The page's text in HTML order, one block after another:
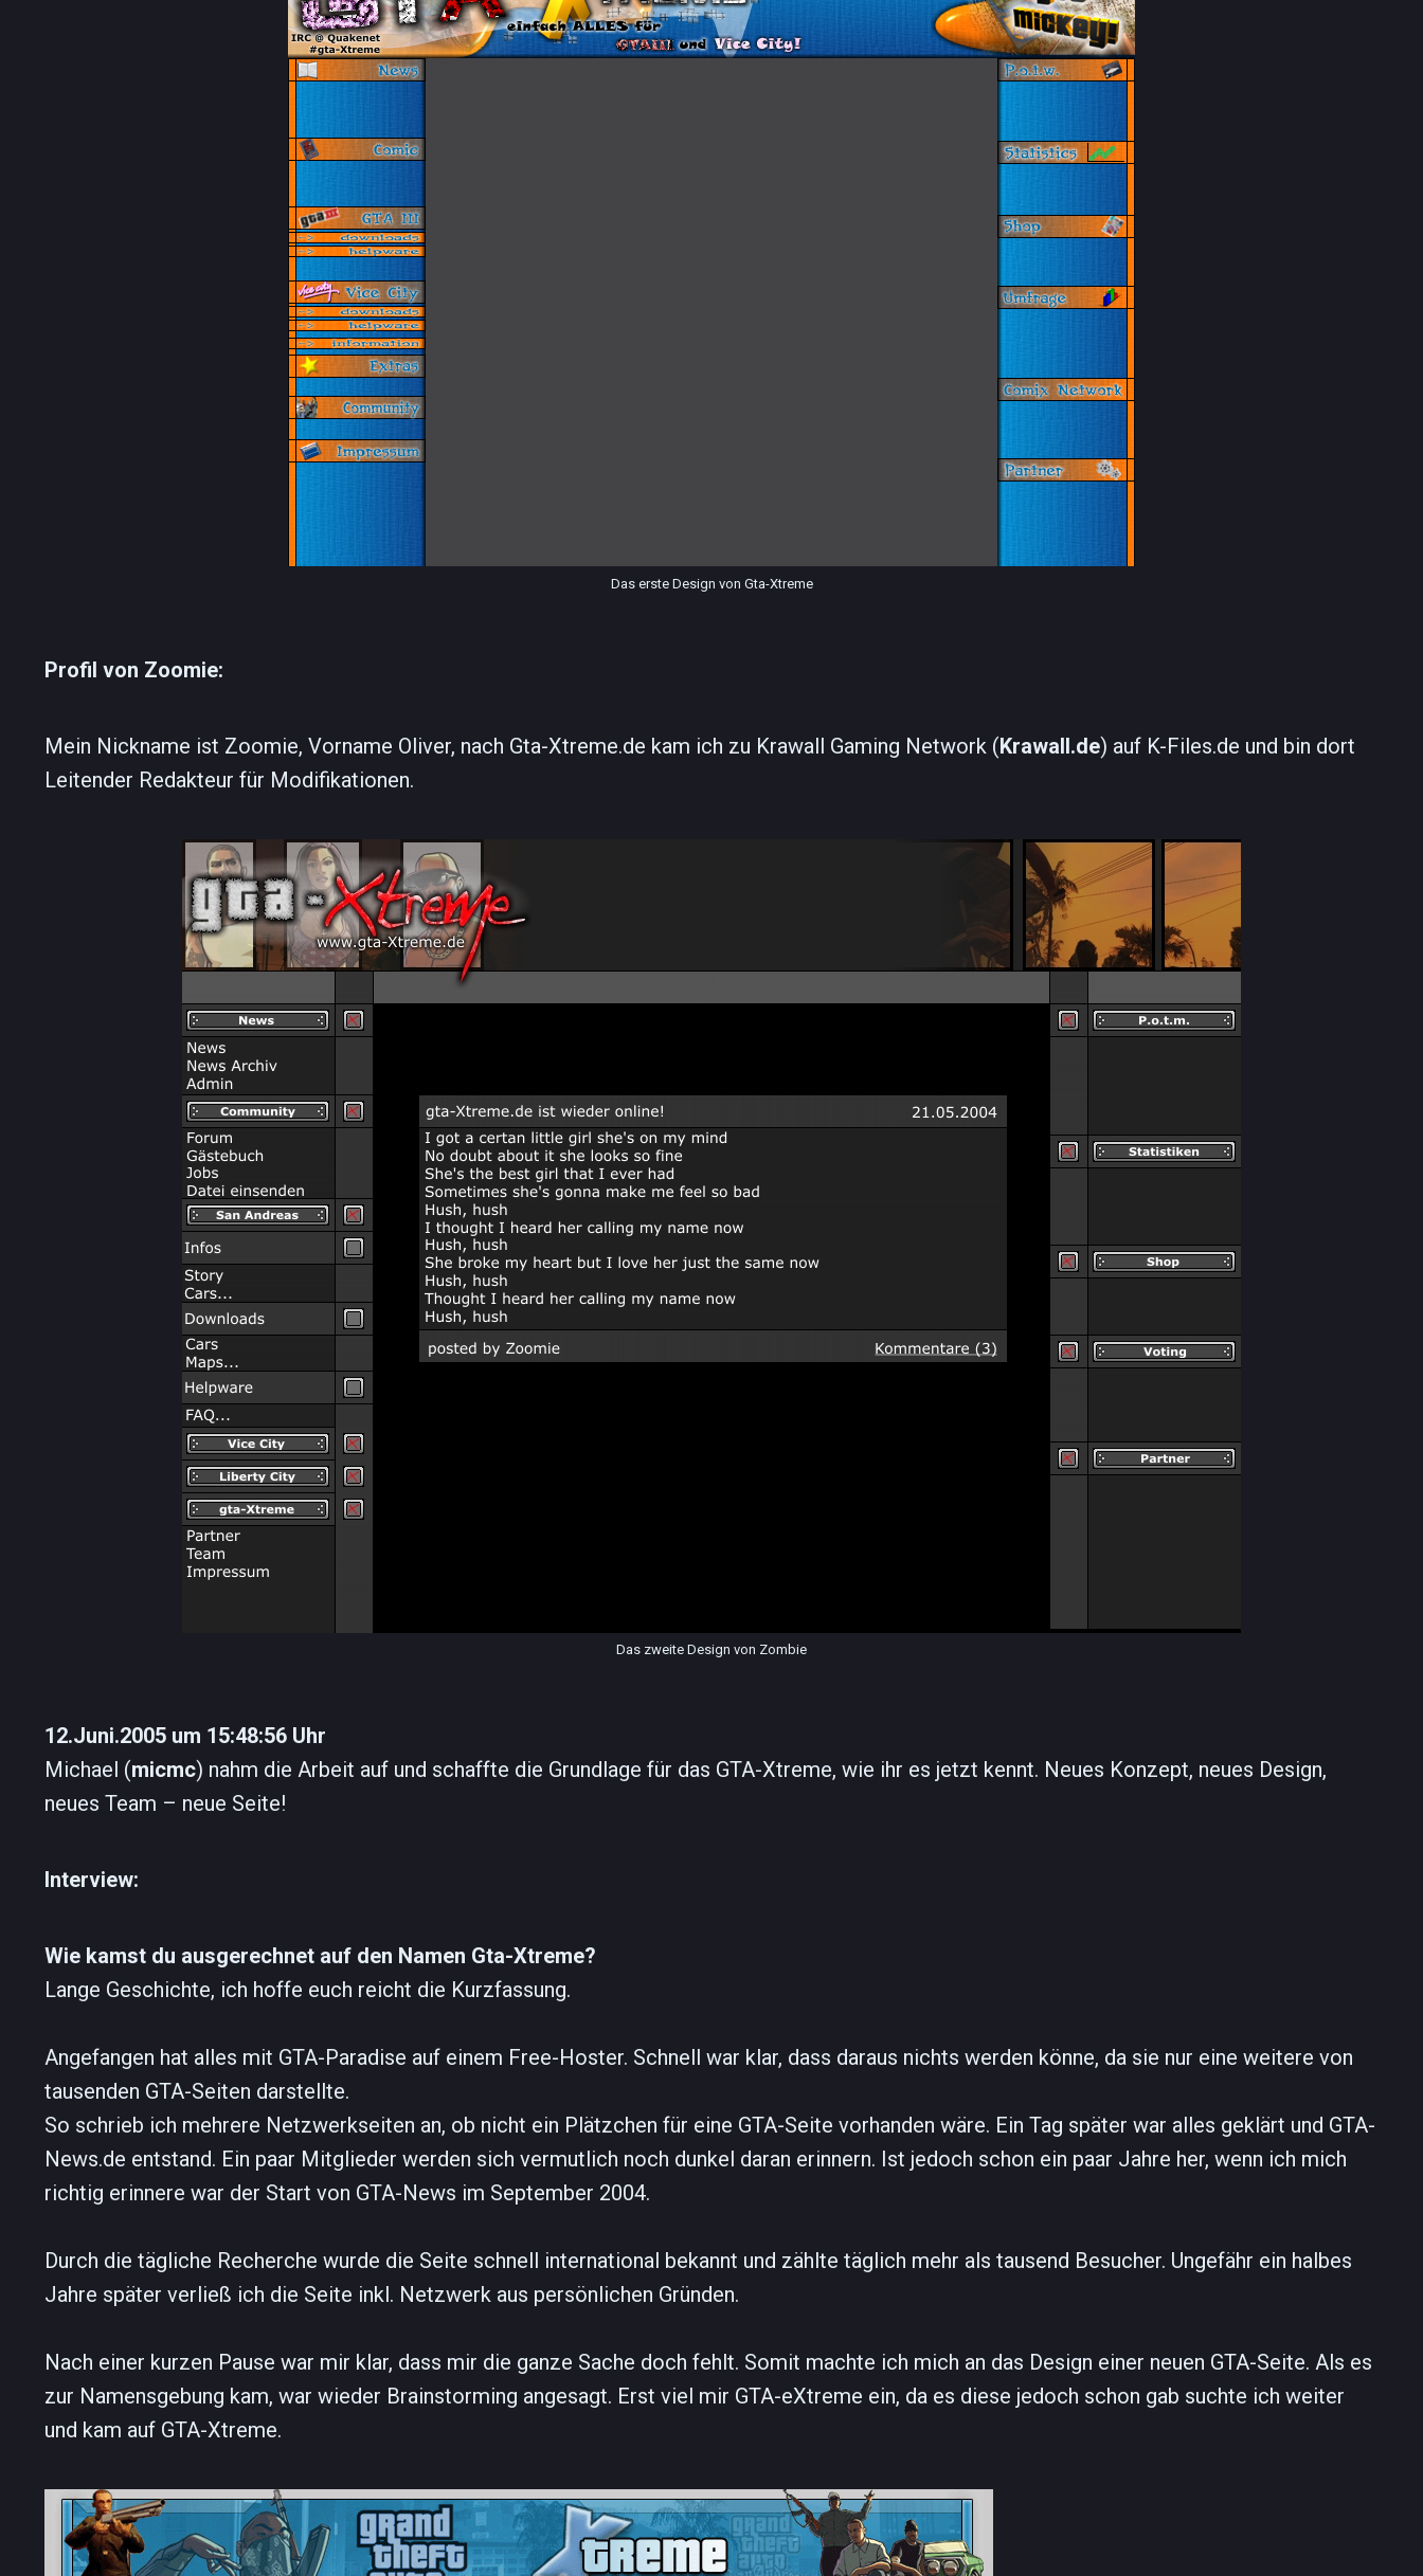
Das erste Design von Gta-Xtreme
Profil von Zoomie:
Mein Nickname ist Zoomie, Vorname Oliver, nach Gta-Xtreme.de kam ich zu Krawall Gaming Network (Krawall.de) auf K-Files.de und bin dort
Leitender Redakteur für Modifikationen.
Das zweite Design von Zombie
12.Juni.2005 um 15:48:56 Uhr
Michael (micmc) nahm die Arbeit auf und schaffte die Grundlage für das GTA-Xtreme, wie ihr es jetzt kennt. Neues Konzept, neues Design,
neues Team – neue Seite!
Interview:
Wie kamst du ausgerechnet auf den Namen Gta-Xtreme?
Lange Geschichte, ich hoffe euch reicht die Kurzfassung.
Angefangen hat alles mit GTA-Paradise auf einem Free-Hoster. Schnell war klar, dass daraus nichts werden könne, da sie nur eine weitere von
tausenden GTA-Seiten darstellte.
So schrieb ich mehrere Netzwerkseiten an, ob nicht ein Plätzchen für eine GTA-Seite vorhanden wäre. Ein Tag später war alles geklärt und GTA-
News.de entstand. Ein paar Mitglieder werden sich vermutlich noch dunkel daran erinnern. Ist jedoch schon ein paar Jahre her, wenn ich mich
richtig erinnere war der Start von GTA-News im September 2004.
Durch die tägliche Recherche wurde die Seite schnell international bekannt und zählte täglich mehr als tausend Besucher. Ungefähr ein halbes
Jahre später verließ ich die Seite inkl. Netzwerk aus persönlichen Gründen.
Nach einer kurzen Pause war mir klar, dass mir die ganze Sache doch fehlt. Somit machte ich mich an das Design einer neuen GTA-Seite. Als es
zur Namensgebung kam, war wieder Brainstorming angesagt. Erst viel mir GTA-eXtreme ein, da es diese jedoch schon gab suchte ich weiter
und kam auf GTA-Xtreme.